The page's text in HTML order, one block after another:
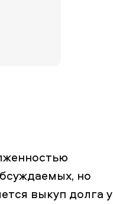
но
выкуп долга у